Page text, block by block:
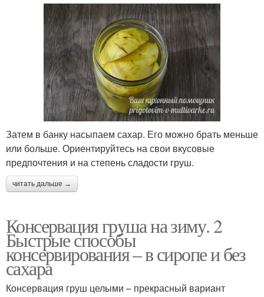
Затем в банку насыпаем сахар. Его можно брать меньше
или больше. Ориентируйтесь на свои вкусовые
предпочтения и на степень сладости груш.
читать дальше →
Консервация груша на зиму. 2
Быстрые способы
консервирования – в сиропе и без
сахара
Консервация груш целыми – прекрасный вариант